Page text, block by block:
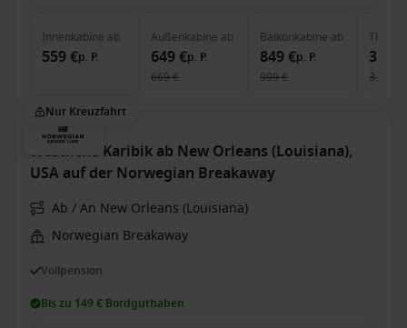
Innenkabine ab
559 €p. P.
Außenkabine ab
649 €p. P.
669 €
Balkonkabine ab
849 €p. P.
999 €
The
3.140 €
Nur Kreuzfahrt
Westliche Karibik ab New Orleans (Louisiana),
USA auf der Norwegian Breakaway
Ab / An New Orleans (Louisiana)
Norwegian Breakaway
Vollpension
Bis zu 149 € Bordguthaben